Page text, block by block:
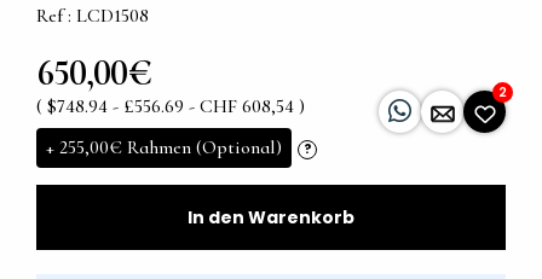
Ref : LCD1508
650,00€
( $748.94 - £556.69 - CHF 608,54 )
+ 255,00€ Rahmen (Optional) ?
2
In den Warenkorb